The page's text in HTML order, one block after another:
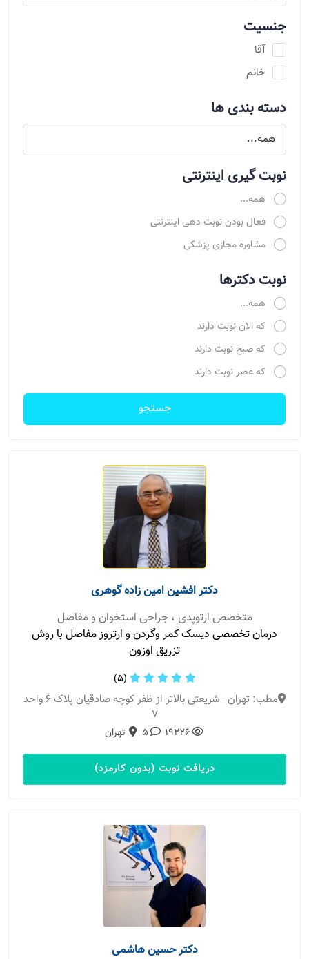
جنسیت
آقا
خانم
دسته بندی ها
نوبت گیری اینترنتی
همه...
فعال بودن نوبت دهی اینترنتی
مشاوره مجازی پزشکی
نوبت دکترها
همه...
که الان نوبت دارند
که صبح نوبت دارند
که عصر نوبت دارند
جستجو
دکتر افشین امین زاده گوهری
متخصص ارتوپدی ، جراحی استخوان و مفاصل
درمان تخصصی دیسک کمر و‌گردن و ارتروز مفاصل با روش
تزریق اوزون
(5)
مطب: تهران - شریعتی بالاتر از ظفر کوچه صادقیان پلاک 6 واحد
7
19226
5 تهران
دریافت نوبت (بدون کارمزد)
دکتر حسین هاشمی